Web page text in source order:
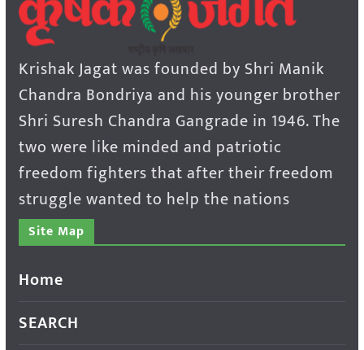
Krishak Jagat was founded by Shri Manik
Chandra Bondriya and his younger brother
Shri Suresh Chandra Gangrade in 1946. The
two were like minded and patriotic
freedom fighters that after their freedom
struggle wanted to help the nations
Site Map
Home
SEARCH